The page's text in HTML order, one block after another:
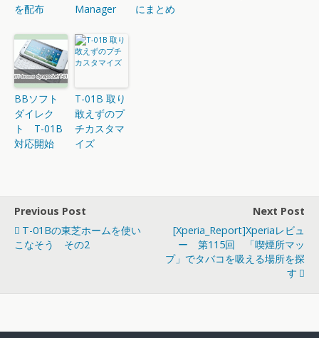
を配布
Manager
にまとめ
BBソフト
ダイレク
ト T-01B
対応開始
T-01B 取り
敢えずのプ
チカスタマ
イズ
Previous Post
T-01Bの東芝ホームを使い
こなそう その2
Next Post
[Xperia_Report]Xperiaレビュ
ー 第115回 「喫煙所マッ
プ」でタバコを吸える場所を探
す
Back to top